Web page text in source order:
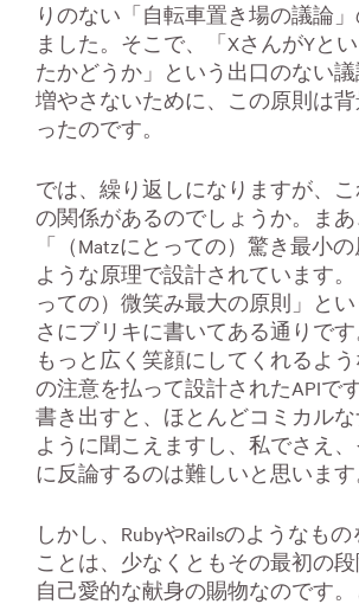
りのない「自転車置き場の議論
ました。そこで、「XさんがYと
たかどうか」という出口のない
増やさないために、この原則は
ったのです。
では、繰り返しになりますが、こ
の関係があるのでしょうか。まあ
「（Matzにとっての）驚き最小
ような原理で設計されています。
っての）微笑み最大の原則」と
さにブリキに書いてある通りで
もっと広く笑顔にしてくれるよ
の注意を払って設計されたAPIで
書き出すと、ほとんどコミカル
ように聞こえますし、私でさえ
に反論するのは難しいと思います
しかし、RubyやRailsのようなも
ことは、少なくともその最初の段
自己愛的な献身の賜物なのです